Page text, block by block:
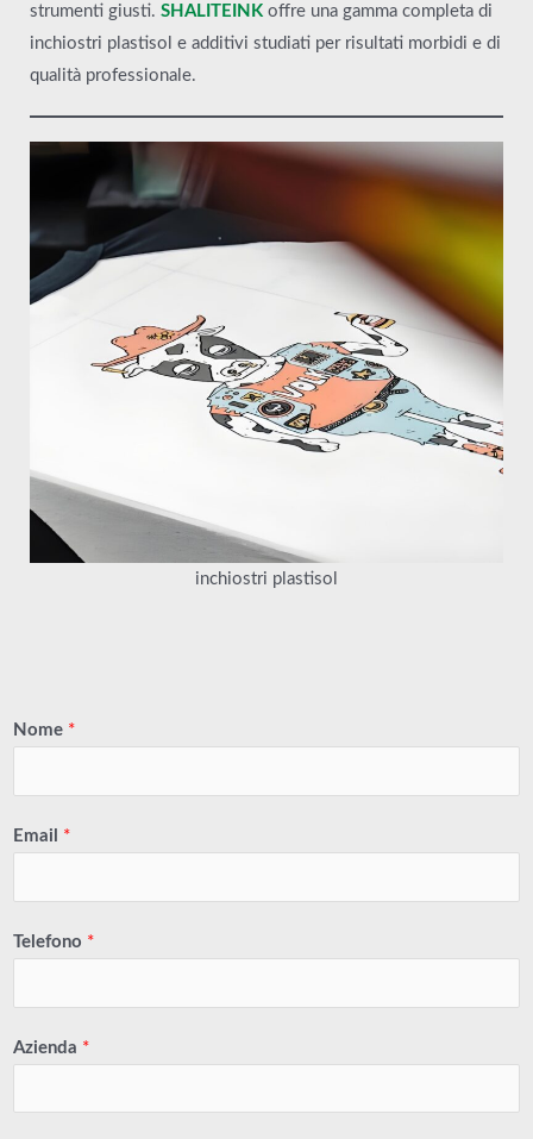
strumenti giusti. SHALITEINK offre una gamma completa di
inchiostri plastisol e additivi studiati per risultati morbidi e di
qualità professionale.
inchiostri plastisol
Nome *
Email *
Telefono *
Azienda *